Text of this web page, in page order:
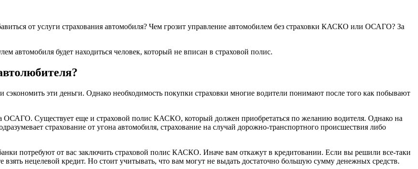
от услуги страхования автомобиля? Чем грозит управление автомобилем без страховки КАСКО или ОСАГО? За
автомобиля будет находиться человек, который не вписан в страховой полис.
сэкономить эти деньги. Однако необходимость покупки страховки многие водители понимают после того как побывают
ОСАГО. Существует еще и страховой полис КАСКО, который должен приобретаться по желанию водителя. Однако на
страхование от угона автомобиля, страхование на случай дорожно-транспортного происшествия либо
потребуют от вас заключить страховой полис КАСКО. Иначе вам откажут в кредитовании. Если вы решили все-таки
взять нецелевой кредит. Но стоит учитывать, что вам могут не выдать достаточно большую сумму денежных средств.